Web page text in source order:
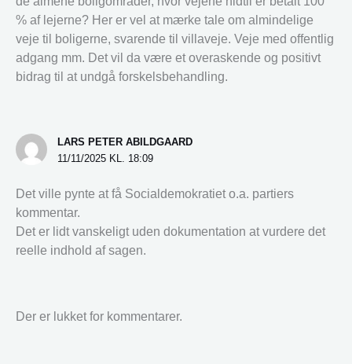
% af lejerne? Her er vel at mærke tale om almindelige
veje til boligerne, svarende til villaveje. Veje med offentlig
adgang mm. Det vil da være et overaskende og positivt
bidrag til at undgå forskelsbehandling.
LARS PETER ABILDGAARD
11/11/2025 KL. 18:09
Det ville pynte at få Socialdemokratiet o.a. partiers
kommentar.
Det er lidt vanskeligt uden dokumentation at vurdere det
reelle indhold af sagen.
Der er lukket for kommentarer.